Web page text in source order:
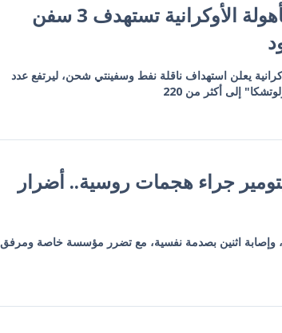
قوات الأنظمة غير المأهولة الأوكرانية تستهدف 3 سفن
يعلن استهداف ناقلة نفط وسفينتي شحن، ليرتفع عدد
إلى أكثر من 220
جيتومير جراء هجمات روسية.. أضرار
وإصابة اثنين بصدمة نفسية، مع تضرر مؤسسة خاصة ومرفق